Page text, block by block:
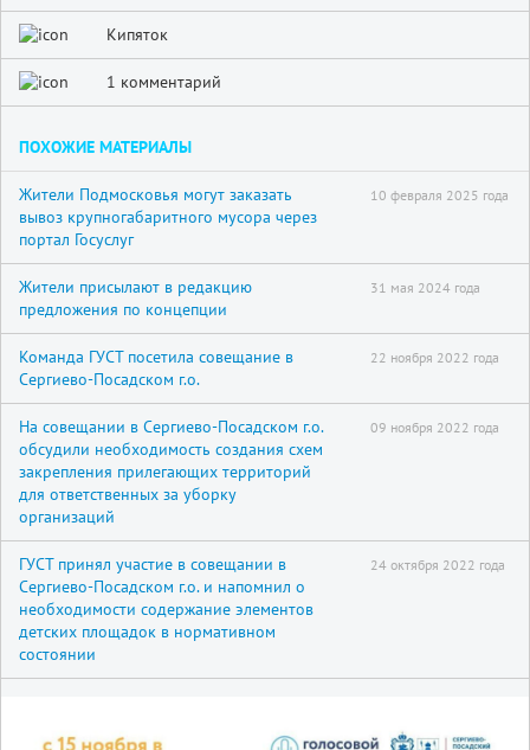
Кипяток
1 комментарий
ПОХОЖИЕ МАТЕРИАЛЫ
Жители Подмосковья могут заказать
вывоз крупногабаритного мусора через
портал Госуслуг
10 февраля 2025 года
Жители присылают в редакцию
предложения по концепции
31 мая 2024 года
Команда ГУСТ посетила совещание в
Сергиево-Посадском г.о.
22 ноября 2022 года
На совещании в Сергиево-Посадском г.о.
обсудили необходимость создания схем
закрепления прилегающих территорий
для ответственных за уборку
организаций
09 ноября 2022 года
ГУСТ принял участие в совещании в
Сергиево-Посадском г.о. и напомнил о
необходимости содержание элементов
детских площадок в нормативном
состоянии
24 октября 2022 года